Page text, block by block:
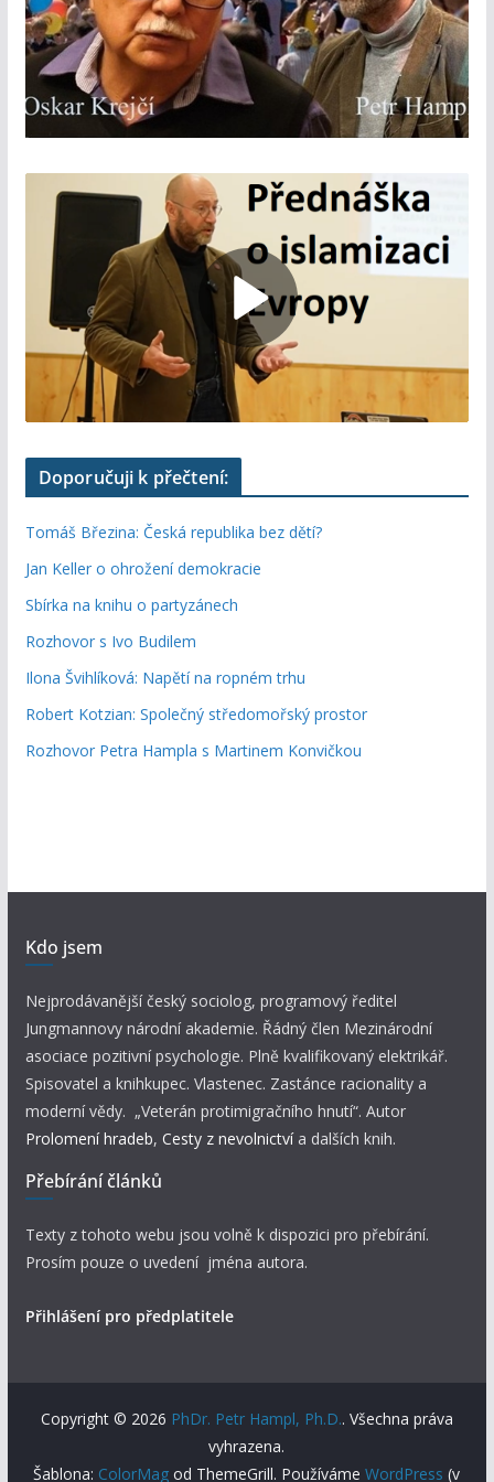
Doporučuji k přečtení:
Tomáš Březina: Česká republika bez dětí?
Jan Keller o ohrožení demokracie
Sbírka na knihu o partyzánech
Rozhovor s Ivo Budilem
Ilona Švihlíková: Napětí na ropném trhu
Robert Kotzian: Společný středomořský prostor
Rozhovor Petra Hampla s Martinem Konvičkou
Kdo jsem
Nejprodávanější český sociolog, programový ředitel
Jungmannovy národní akademie. Řádný člen Mezinárodní
asociace pozitivní psychologie. Plně kvalifikovaný elektrikář.
Spisovatel a knihkupec. Vlastenec. Zastánce racionality a
moderní vědy. „Veterán protimigračního hnutí“. Autor
Prolomení hradeb, Cesty z nevolnictví a dalších knih.
Přebírání článků
Texty z tohoto webu jsou volně k dispozici pro přebírání.
Prosím pouze o uvedení jména autora.
Přihlášení pro předplatitele
Copyright © 2026 PhDr. Petr Hampl, Ph.D.. Všechna práva
vyhrazena.
Šablona: ColorMag od ThemeGrill. PoužívámeWordPress (v